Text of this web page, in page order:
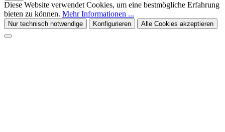
Diese Website verwendet Cookies, um eine bestmögliche Erfahrung
bieten zu können. Mehr Informationen ...
Nur technisch notwendige Konfigurieren Alle Cookies akzeptieren